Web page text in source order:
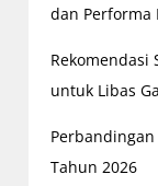
dan Performa
Rekomendasi
untuk Libas
Tahun 2026